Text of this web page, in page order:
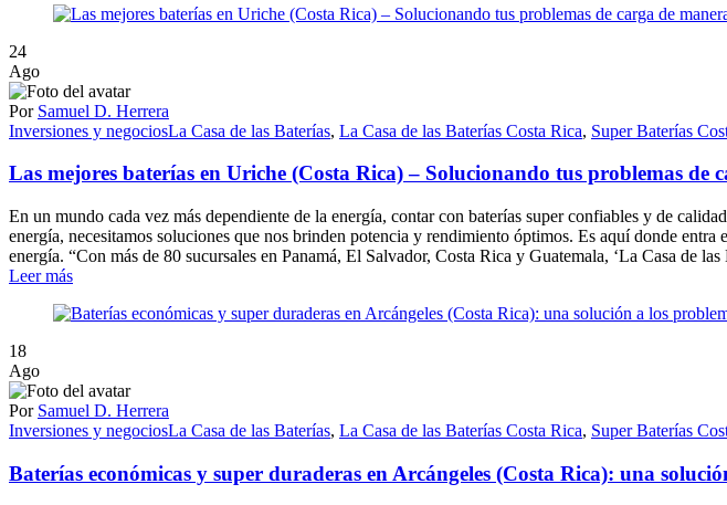
24
Ago
Por Samuel D. Herrera
Inversiones y negociosLa Casa de las Baterías, La Casa de las Baterías Costa Rica, Super Baterías
Las mejores baterías en Uriche (Costa Rica) – Solucionando tus problemas de
En un mundo cada vez más dependiente de la energía, contar con baterías super confiables y de
energía, necesitamos soluciones que nos brinden potencia y rendimiento óptimos. Es aquí donde
energía. “Con más de 80 sucursales en Panamá, El Salvador, Costa Rica y Guatemala, ‘La Casa de
Leer más
18
Ago
Por Samuel D. Herrera
Inversiones y negociosLa Casa de las Baterías, La Casa de las Baterías Costa Rica, Super Baterías
Baterías económicas y super duraderas en Arcángeles (Costa Rica): una